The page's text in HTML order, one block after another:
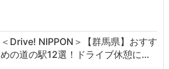
＜Drive! NIPPON＞【群馬県】おすす
めの道の駅12選！ドライブ休憩に…